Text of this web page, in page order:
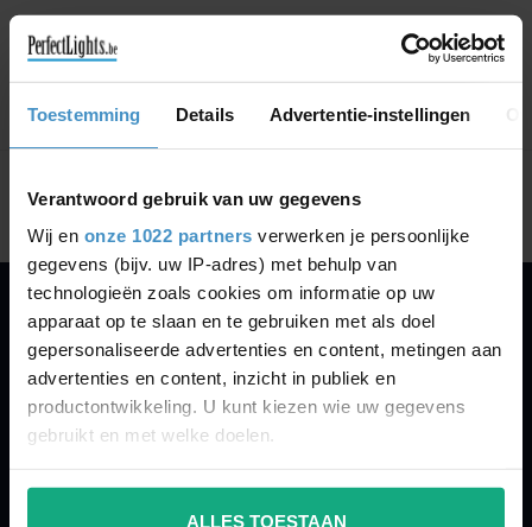
Toestemming Details Advertentie-instellingen
Verantwoord gebruik van uw gegevens
Wij en onze 1022 partners verwerken je persoonlijke
gegevens (bijv. uw IP-adres) met behulp van
technologieën zoals cookies om informatie op uw
apparaat op te slaan en te gebruiken met als doel
gepersonaliseerde advertenties en content, metingen aan
advertenties en content, inzicht in publiek en
productontwikkeling. U kunt kiezen wie uw gegevens
gebruikt en met welke doelen.
Als u het toestaat, willen we ook graag:
ALLES TOESTAAN
Toon1-0van 0
PERFECTLIGHTS
Gegevens:
Kruisbeeldsraat 72
9220 Hamme